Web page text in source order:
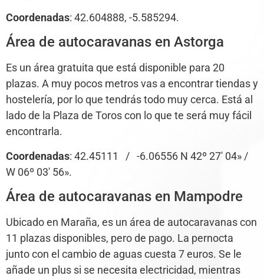
Coordenadas: 42.604888, -5.585294.
Área de autocaravanas en Astorga
Es un área gratuita que está disponible para 20
plazas. A muy pocos metros vas a encontrar tiendas y
hostelería, por lo que tendrás todo muy cerca. Está al
lado de la Plaza de Toros con lo que te será muy fácil
encontrarla.
Coordenadas: 42.45111 / -6.06556 N 42º 27′ 04» /
W 06º 03′ 56».
Área de autocaravanas en Mampodre
Ubicado en Maraña, es un área de autocaravanas con
11 plazas disponibles, pero de pago. La pernocta
junto con el cambio de aguas cuesta 7 euros. Se le
añade un plus si se necesita electricidad, mientras